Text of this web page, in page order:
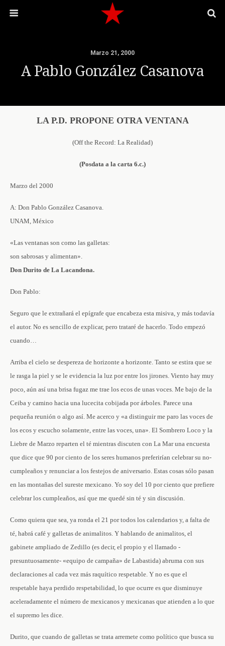
Marzo 21, 2000
A Pablo González Casanova
LA P.D. PROPONE OTRA VENTANA
(Off the Record: La Realidad)
(Posdata a la carta 6.c.)
Marzo del 2000
A: Don Pablo González Casanova.
UNAM, México
«Las ventanas son como las galletas:
son sabrosas y alimentan».
Don Durito de La Lacandona.
Don Pablo:
Seguro que le extrañará el epígrafe que encabeza esta misiva, y más todavía
el autor. No es sencillo de explicar, pero trataré de hacerlo. Todo empezó
cuando…
Arriba el cielo se despereza de horizonte a horizonte. Tanto se estira que se
le rasga la piel y se le evidencia la luz por entre los jirones. Viento hay muy
poco, aún así una brisa fugaz me trae los ecos de unas voces. Me bajo de la
Ceiba y camino hacia una lucecita cobijada por árboles. Parece una
pequeña reunión o algo así. Me acerco y «a distinguir me paro las voces de
los ecos y escucho solamente, entre las voces, una». El Sombrero Loco y la
Liebre de Marzo reparten el té mientras discuten con La Mar una encuesta
que dice que 90 por ciento de los seres humanos preferirían celebrar su no-
cumpleaños y renunciar a los festejos de aniversario. Estas cosas sólo pasan
en las montañas del sureste mexicano. Yo soy del 10 por ciento que prefiere
celebrar los cumpleaños, así que me quedé sin té y sin discusión.
Como quiera que sea, ya ronda el 21 por todos los calendarios y, a falta de
té, habrá café y galletas de animalitos. Y hablando de animalitos, el
gabinete ampliado de Zedillo (es decir, el propio y el llamado -
presuntuosamente- «equipo de campaña» de Labastida) abruma con sus
declaraciones al cada vez más raquítico respetable. Y no es que el
respetable haya perdido respetabilidad, lo que ocurre es que disminuye
aceleradamente el número de mexicanos y mexicanas que atienden a lo que
el supremo les dice.
Durito, que cuando de galletas se trata arremete como político que busca su